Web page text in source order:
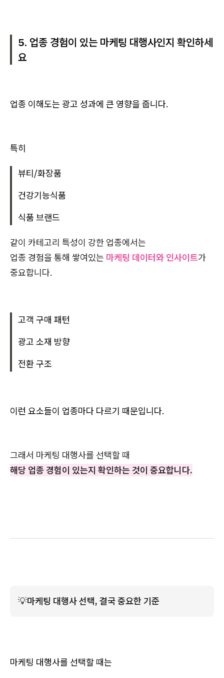
5. 업종 경험이 있는 마케팅 대행사인지 확인하세
요
업종 이해도는 광고 성과에 큰 영향을 줍니다.
특히
뷰티/화장품
건강기능식품
식품 브랜드
같이 카테고리 특성이 강한 업종에서는
업종 경험을 통해 쌓여있는 마케팅 데이터와 인사이트가
중요합니다.
고객 구매 패턴
광고 소재 방향
전환 구조
이런 요소들이 업종마다 다르기 때문입니다.
그래서 마케팅 대행사를 선택할 때
해당 업종 경험이 있는지 확인하는 것이 중요합니다.
💡﻿마케팅 대행사 선택, 결국 중요한 기준
마케팅 대행사를 선택할 때는